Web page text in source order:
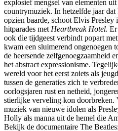
explosief mengsel van elementen
countrymuziek. In hetzelfde jaar
opzien baarde, schoot Elvis Presley
hitparades met Heartbreak Hotel.
ook die tijdgeest verbindt popart
kwam een sluimerend ongenoegen
de heersende zelfgenoegzaamheid
het abstract expressionisme.
wereld voor het eerst zoiets als
tussen de generaties zich te
oorlogsjaren rust en netheid,
stierlijke verveling kon doorbreken.
muziek van nieuwe idolen als
Holly als manna uit de hemel die
Bekijk de documentaire The Beatles: